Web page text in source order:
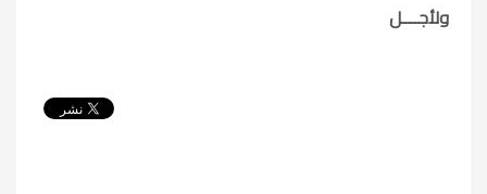
ولأجــــل